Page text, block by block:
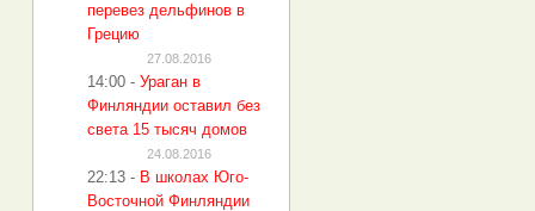
перевез дельфинов в
Грецию
27.08.2016
14:00 - Ураган в
Финляндии оставил без
света 15 тысяч домов
24.08.2016
22:13 - В школах Юго-
Восточной Финляндии